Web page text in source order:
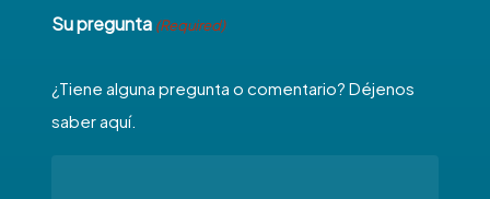
Su pregunta (Required)
¿Tiene alguna pregunta o comentario? Déjenos
saber aquí.